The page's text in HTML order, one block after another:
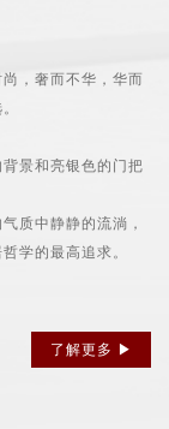
，奢而不华，华而
景和亮银色的门把
质中静静的流淌，
学的最高追求。
了解更多 ▶